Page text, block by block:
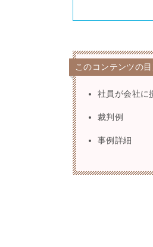
このコンテンツの
社員が会社に
裁判例
事例詳細